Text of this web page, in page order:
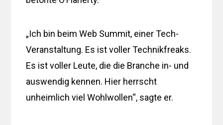
„Ich bin beim Web Summit, einer Tech-
Veranstaltung. Es ist voller Technikfreaks.
Es ist voller Leute, die die Branche in- und
auswendig kennen. Hier herrscht
unheimlich viel Wohlwollen“, sagte er.